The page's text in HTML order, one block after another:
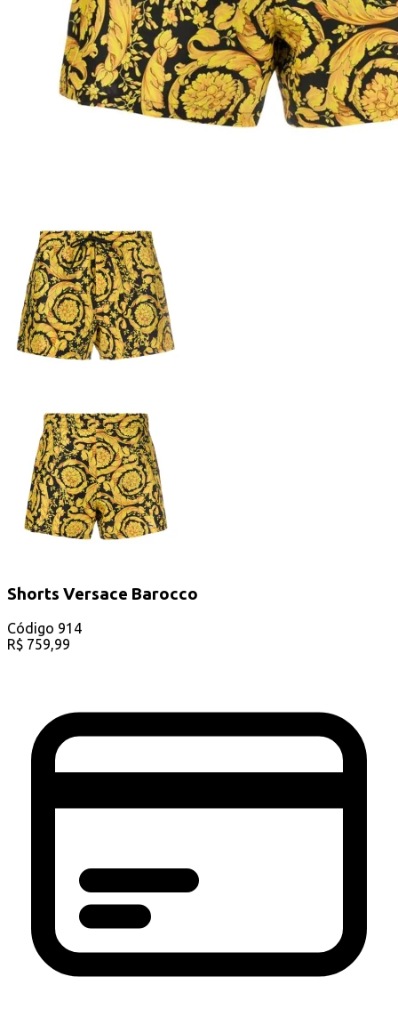
Shorts Versace Barocco
Código 914
R$ 759,99